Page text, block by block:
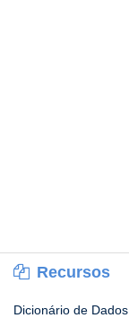
Recursos
Dicionário de Dados